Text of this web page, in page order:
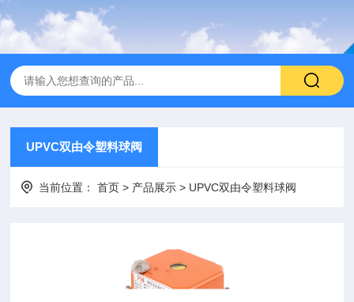
UPVC双由令塑料球阀
当前位置：首页 > 产品展示 > UPVC双由令塑料球阀